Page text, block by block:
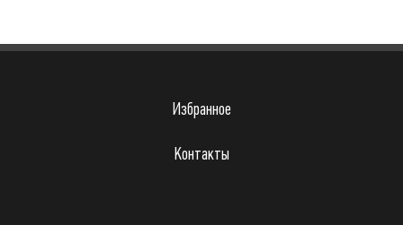
Избранное
Контакты